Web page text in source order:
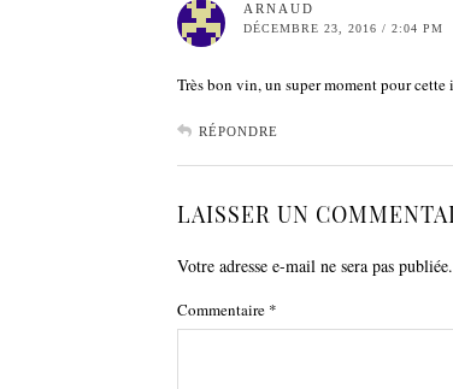
ARNAUD
DÉCEMBRE 23, 2016 / 2:04 PM
Très bon vin, un super moment pour
RÉPONDRE
LAISSER UN
Votre adresse e-mail ne sera pas publiée.
Commentaire *